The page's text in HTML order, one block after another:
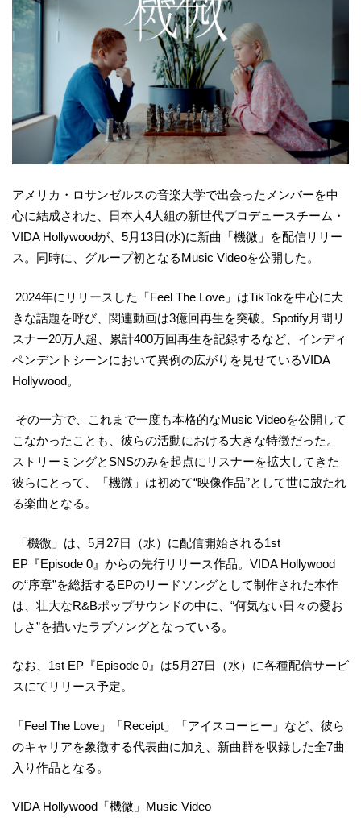
アメリカ・ロサンゼルスの音楽大学で出会ったメンバーを中
心に結成された、日本人4人組の新世代プロデュースチーム・
VIDA Hollywoodが、5月13日(水)に新曲「機微」を配信リリー
ス。同時に、グループ初となるMusic Videoを公開した。
2024年にリリースした「Feel The Love」はTikTokを中心に大
きな話題を呼び、関連動画は3億回再生を突破。Spotify月間リ
スナー20万人超、累計400万回再生を記録するなど、インディ
ペンデントシーンにおいて異例の広がりを見せているVIDA
Hollywood。
その一方で、これまで一度も本格的なMusic Videoを公開して
こなかったことも、彼らの活動における大きな特徴だった。
ストリーミングとSNSのみを起点にリスナーを拡大してきた
彼らにとって、「機微」は初めて“映像作品”として世に放たれ
る楽曲となる。
「機微」は、5月27日（水）に配信開始される1st
EP『Episode 0』からの先行リリース作品。VIDA Hollywood
の“序章”を総括するEPのリードソングとして制作された本作
は、壮大なR&Bポップサウンドの中に、“何気ない日々の愛お
しさ”を描いたラブソングとなっている。
なお、1st EP『Episode 0』は5月27日（水）に各種配信サービ
スにてリリース予定。
「Feel The Love」「Receipt」「アイスコーヒー」など、彼ら
のキャリアを象徴する代表曲に加え、新曲群を収録した全7曲
入り作品となる。
VIDA Hollywood「機微」Music Video